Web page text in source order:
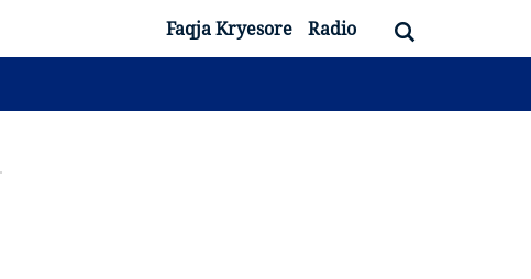
Faqja Kryesore Radio